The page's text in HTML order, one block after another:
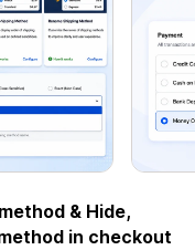
& Hide,
in checkout